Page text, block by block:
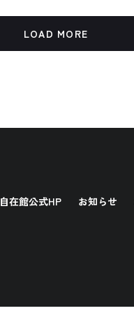
LOAD MORE
自在館公式HP お知らせ